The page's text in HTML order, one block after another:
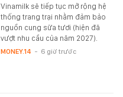
Vinamilk sẽ tiếp tục mở rộng hệ
thống trang trại nhằm đảm bảo
nguồn cung sữa tươi (hiện đã
vượt nhu cầu của năm 2027).
MONEY.14 - 6 giờ trước